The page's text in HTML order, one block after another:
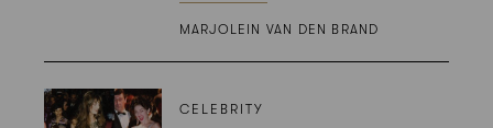
MARJOLEIN VAN DEN BRAND
CELEBRITY